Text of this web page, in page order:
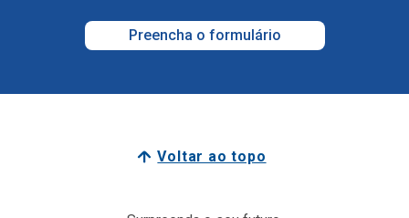
Preencha o formulário
Voltar ao topo